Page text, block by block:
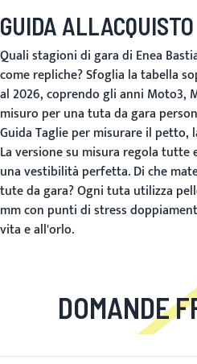
GUIDA ALLACQUISTO
Quali stagioni di gara di Enea
come repliche?Sfoglia la tabella
al 2026, coprendo gli anni Moto3,
misuro per una tuta da gara
Guida Taglieper misurare il petto,
La versione su misura regola
una vestibilità perfetta.Di che
tute da gara?Ogni tuta utilizza
mm con punti di stress
vita e all'orlo.
DOMANDE